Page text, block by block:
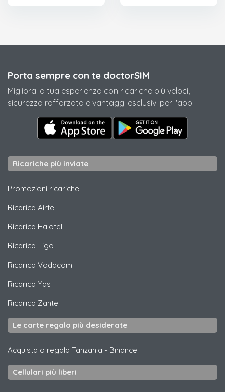
Porta sempre con te doctorSIM
Migliora la tua esperienza con ricariche più veloci,
sicurezza rafforzata e vantaggi esclusivi per l'app.
Ricariche più inviate
Promozioni ricariche
Ricarica Airtel
Ricarica Halotel
Ricarica Tigo
Ricarica Vodacom
Ricarica Yas
Ricarica Zantel
Le carte regalo più desiderate
Acquista o regala Tanzania - Binance
Cellulari più liberi